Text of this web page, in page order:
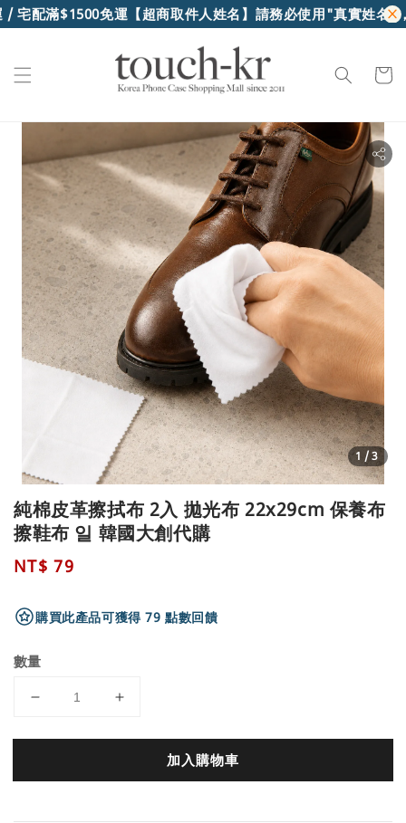
宅配滿$1500免運【超商取件人姓名】請務必使用"真實姓名"
1 /3
純棉皮革擦拭布 2入 拋光布 22x29cm 保養布
擦鞋布 일 韓國大創代購
Regular
NT$ 79
購買此產品可獲得 79 點數回饋
數量
加入購物車